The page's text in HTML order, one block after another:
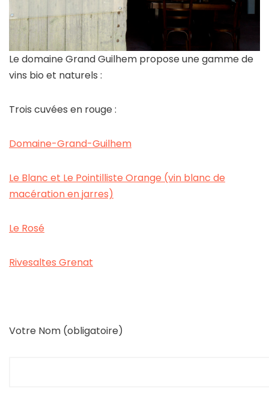
Le domaine Grand Guilhem propose une gamme de
vins bio et naturels :
Trois cuvées en rouge :
Domaine-Grand-Guilhem
Le Blanc et Le Pointilliste Orange (vin blanc de
macération en jarres)
Le Rosé
Rivesaltes Grenat
Votre Nom (obligatoire)